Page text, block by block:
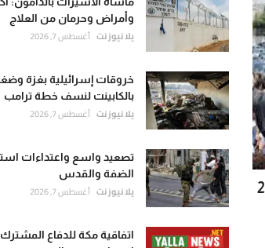
وأمراض وحرمان من العلاج
يلا نيوز نت أغسطس 7, 2026
خروقات إسرائيلية بغزة
بالكابينت لنسف خطة ترامب
يلا نيوز نت أغسطس 7, 2026
تصعيد واسع واعتداءات
الضفة والقدس
يلا نيوز نت أغسطس 7, 2026
اتفاقية مكة للدفاع